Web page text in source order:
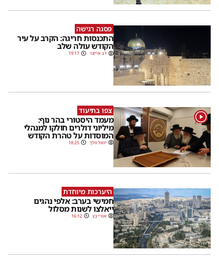
פסגה רגישה
התכנסות חריגה: הקרב על עיר
הקודש עולה שלב
דב אייזנר 19:17
1 צפו בתיעוד
מעמד היסטורי בהר נוף:
מיליוני דולרים חולקו למנהלי
המוסדות על טהרת הקודש
יואל וולך 18:25
היערכות מיוחדת
חמישי בערב: אלפי נהגים
ייאלצו לשנות מסלול
אורי כץ 16:12